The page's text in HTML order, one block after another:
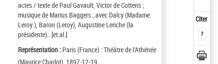
actes / texte de Paul Gavault, Victor de Cottens ;
musique de Marius Baggers ; avec Dalcy (Madame
Leroy ), Baron (Leroy), Augustine Leriche (la
présidente)...[et al.]
Représentation : Paris (France) : Théâtre de l'Athénée
(Maurice Charlot), 1897-12-19
Citer